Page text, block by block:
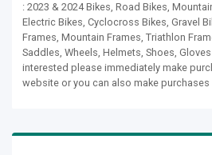
: 2023 & 2024 Bikes, Road Bikes,
Electric Bikes, Cyclocross Bikes, Gravel
Frames, Mountain Frames, Triathlon
Saddles, Wheels, Helmets, Shoes,
interested please immediately make
website or you can also make